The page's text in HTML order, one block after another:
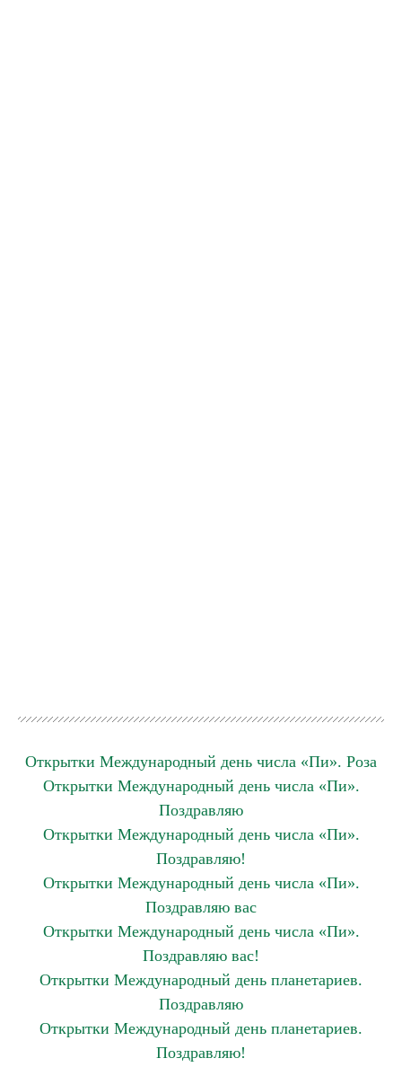
Открытки Международный день числа «Пи». Роза
Открытки Международный день числа «Пи».
Поздравляю
Открытки Международный день числа «Пи».
Поздравляю!
Открытки Международный день числа «Пи».
Поздравляю вас
Открытки Международный день числа «Пи».
Поздравляю вас!
Открытки Международный день планетариев.
Поздравляю
Открытки Международный день планетариев.
Поздравляю!